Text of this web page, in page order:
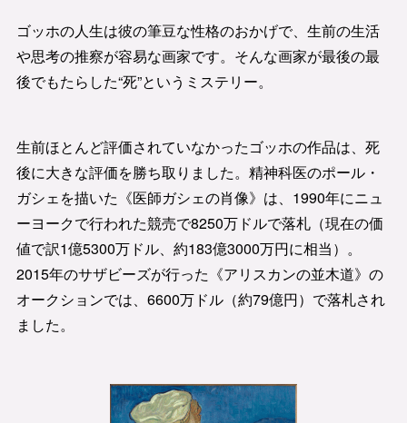
ゴッホの人生は彼の筆豆な性格のおかげで、生前の生活
や思考の推察が容易な画家です。そんな画家が最後の最
後でもたらした“死”というミステリー。
生前ほとんど評価されていなかったゴッホの作品は、死
後に大きな評価を勝ち取りました。精神科医のポール・
ガシェを描いた《医師ガシェの肖像》は、1990年にニュ
ーヨークで行われた競売で8250万ドルで落札（現在の価
値で訳1億5300万ドル、約183億3000万円に相当）。
2015年のサザビーズが行った《アリスカンの並木道》の
オークションでは、6600万ドル（約79億円）で落札され
ました。